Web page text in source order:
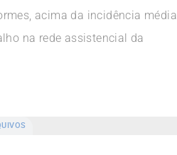
acima da incidência média
na rede assistencial da